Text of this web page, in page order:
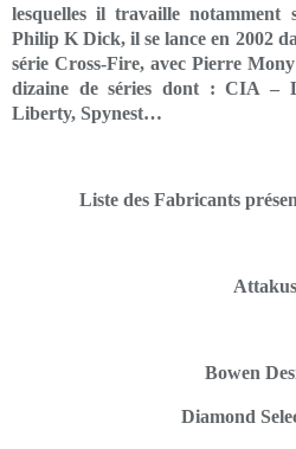
lesquelles il travaille notamment
Philip K Dick, il se lance en 2002
série Cross-Fire, avec Pierre
dizaine de séries dont : CIA –
Liberty, Spynest…
Liste des Fabricants
Attakus
Bowen
Diamond